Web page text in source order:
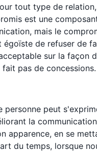
tout type de
est une
mais le
égoïste de refuser de
sur la façon
pas de concessions.
personne peut
la
apparence, en se
du temps, lorsque